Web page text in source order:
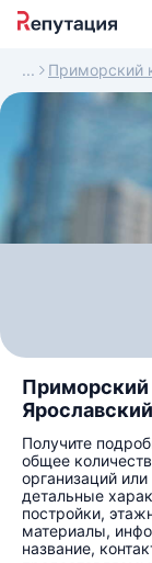
Приморский
Приморский
Получите
общее
организаций
детальные
постройки,
материалы,
название,